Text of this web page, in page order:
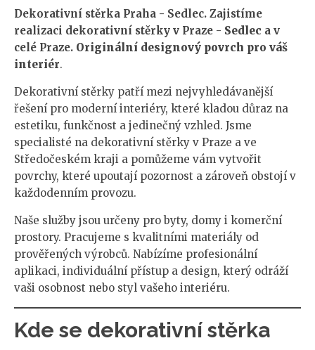
Dekorativní stěrka Praha - Sedlec. Zajistíme
realizaci dekorativní stěrky v Praze - Sedlec a v
celé Praze. Originální designový povrch pro váš
interiér.
Dekorativní stěrky patří mezi nejvyhledávanější
řešení pro moderní interiéry, které kladou důraz na
estetiku, funkčnost a jedinečný vzhled. Jsme
specialisté na dekorativní stěrky v Praze a ve
Středočeském kraji a pomůžeme vám vytvořit
povrchy, které upoutají pozornost a zároveň obstojí v
každodenním provozu.
Naše služby jsou určeny pro byty, domy i komerční
prostory. Pracujeme s kvalitními materiály od
prověřených výrobců. Nabízíme profesionální
aplikaci, individuální přístup a design, který odráží
vaši osobnost nebo styl vašeho interiéru.
Kde se dekorativní stěrka